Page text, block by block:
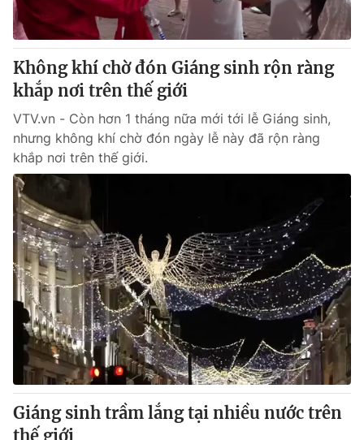
Không khí chờ đón Giáng sinh rộn ràng
khắp nơi trên thế giới
VTV.vn - Còn hơn 1 tháng nữa mới tới lễ Giáng sinh,
nhưng không khí chờ đón ngày lễ này đã rộn ràng
khắp nơi trên thế giới.
Giáng sinh trầm lắng tại nhiều nước trên
thế giới